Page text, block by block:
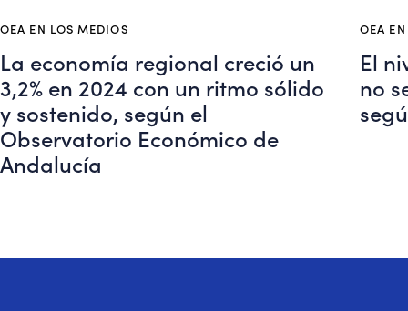
OEA EN LOS MEDIOS
La economía regional creció un
3,2% en 2024 con un ritmo sólido
y sostenido, según el
Observatorio Económico de
Andalucía
OEA
El
no